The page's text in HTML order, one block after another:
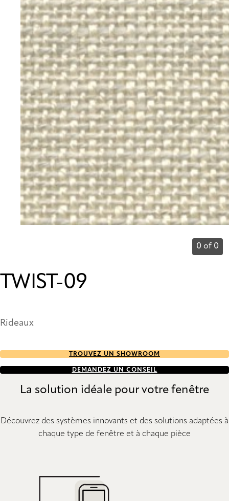
0 of 0
TWIST-09
Rideaux
TROUVEZ UN SHOWROOM
DEMANDEZ UN CONSEIL
La solution idéale pour votre fenêtre
Découvrez des systèmes innovants et des solutions adaptées à
chaque type de fenêtre et à chaque pièce